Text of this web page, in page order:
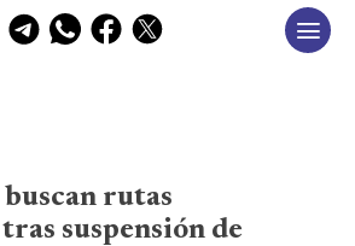
buscan rutas
suspensión de